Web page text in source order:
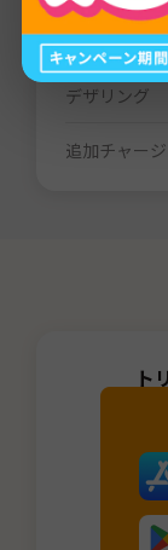
電話番号（
デザリング
追加チャージ
ト